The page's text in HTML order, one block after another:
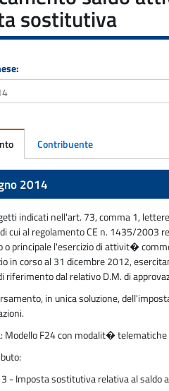
sostitutiva
Contribuente
2014
indicati nell'art. 73, comma 1,
cui al regolamento CE n. 1435/2003
o principale l'esercizio di attivit�
in corso al 31 dicembre 2012,
riferimento dal relativo D.M. di
in unica soluzione,
Modello F24 con modalit� telematiche
- Imposta sostitutiva relativa al saldo